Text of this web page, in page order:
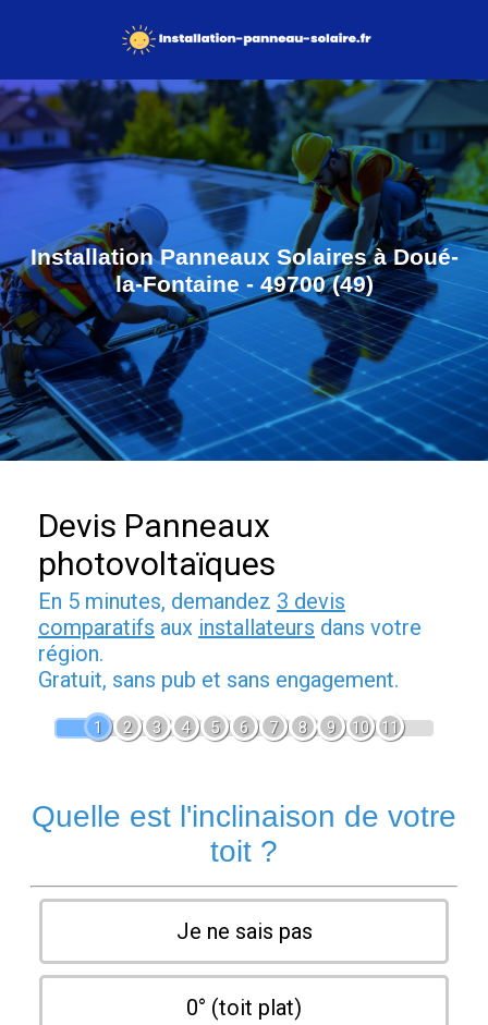
Installation Panneaux Solaires à Doué-
la-Fontaine - 49700 (49)
Devis Panneaux
photovoltaïques
En 5 minutes, demandez 3 devis
comparatifs aux installateurs dans votre
région.
Gratuit, sans pub et sans engagement.
1 2 3 4 5 6 7 8 9 10 11
Quelle est l'inclinaison de votre
toit ?
Je ne sais pas
0° (toit plat)